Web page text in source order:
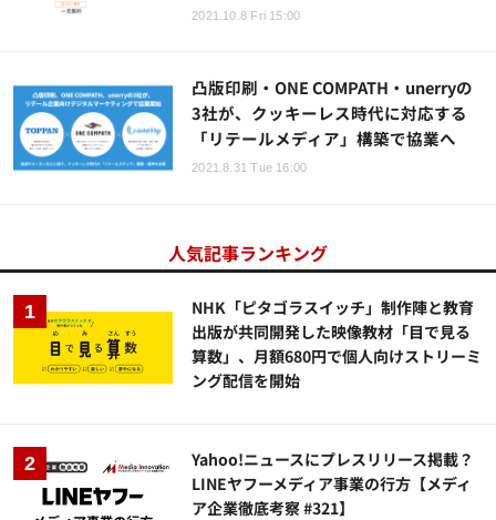
2021.10.8 Fri 15:00
凸版印刷・ONE COMPATH・unerryの
3社が、クッキーレス時代に対応する
「リテールメディア」構築で協業へ
2021.8.31 Tue 16:00
人気記事ランキング
NHK「ピタゴラスイッチ」制作陣と教育
出版が共同開発した映像教材「目で見る
算数」、月額680円で個人向けストリーミ
ング配信を開始
Yahoo!ニュースにプレスリリース掲載？
LINEヤフーメディア事業の行方【メディ
ア企業徹底考察 #321】